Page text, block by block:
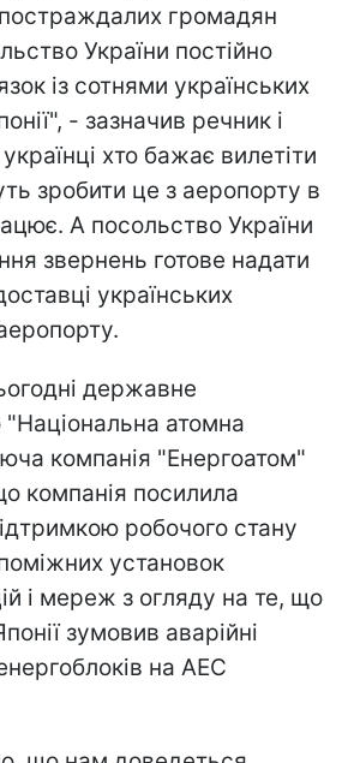
громадян
України постійно
із сотнями українських
- зазначив речник і
хто бажає вилетіти
зробити це з аеропорту в
А посольство України
звернень готове надати
українських
державне
"Національна атомна
компанія "Енергоатом"
компанія посилила
робочого стану
установок
і мереж з огляду на те, що
зумовив аварійні
на АЕС